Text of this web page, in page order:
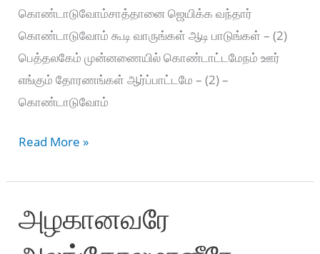
கொண்டாடுவோம்சாத்தானை ஜெயிக்க வந்தார்
கொண்டாடுவோம் கூடி வாருங்கள் ஆடி பாடுங்கள் – (2)
பெத்தலகேம் முன்னணையில் கொண்டாட்டமேநம் ஊர்
எங்கும் தோரணங்கள் ஆர்ப்பாட்டமே – (2) –
கொண்டாடுவோம்
Kondaduvom
Kondaduvom
–
கொண்டாடுவோம்
Read More »
அழகானவரே